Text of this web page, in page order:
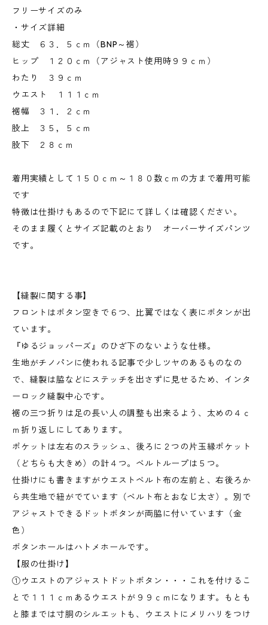
フリーサイズのみ
・サイズ詳細
総丈 ６３．５ｃｍ（BNP～裾）
ヒップ １２０ｃｍ（アジャスト使用時９９ｃｍ）
わたり ３９ｃｍ
ウエスト １１１ｃｍ
裾幅 ３１．２ｃｍ
股上 ３５，５ｃｍ
股下 ２８ｃｍ
着用実績として１５０ｃｍ～１８０数ｃｍの方まで着用可能
です
特徴は仕掛けもあるので下記にて詳しくは確認ください。
そのまま履くとサイズ記載のとおり オーバーサイズパンツ
です。
【縫製に関する事】
フロントはボタン空きで６つ、比翼ではなく表にボタンが出
ています。
『ゆるジョッパーズ』のひざ下のないような仕様。
生地がチノパンに使われる記事で少しツヤのあるものなの
で、縫製は脇などにステッチを出さずに見せるため、インタ
ーロック縫製中心です。
裾の三つ折りは足の長い人の調整も出来るよう、太めの４ｃ
ｍ折り返しにしてあります。
ポケットは左右のスラッシュ、後ろに２つの片玉縁ポケット
（どちらも大きめ）の計４つ。ベルトループは５つ。
仕掛けにも書きますがウエストベルト布の左前と、右後ろか
ら共生地で紐がでています（ベルト布とおなじ太さ）。別で
アジャストできるドットボタンが両脇に付いています（金
色）
ボタンホールはハトメホールです。
【服の仕掛け】
①ウエストのアジャストドットボタン・・・これを付けるこ
とで１１１ｃｍあるウエストが９９ｃｍになります。もとも
と膝までは寸胴のシルエットも、ウエストにメリハリをつけ